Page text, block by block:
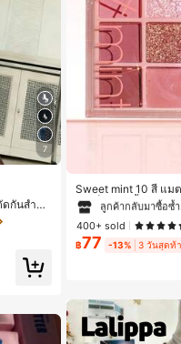
7
กันสำหรั
Sweet mint 10 สี แม
สูง เม็ดสี กันน้ำ ทนทา
ลูกค้ากลับมาซื้อซ้ำ!
#1 ขายดี
ใน ป้องกันรอ
ลูกค้ากลับมาซื้อซ้
#1 ขายดี
ใน ป้องกันรอ
ลูกค้ากลับมาซื้อซ้
#1 ขายดี
ใน ป้องกันรอ
400+ sold
฿77 -13% 3 วันสุดท้